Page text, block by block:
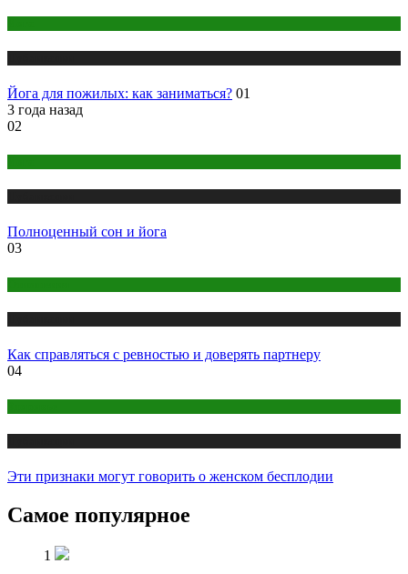
Йога для пожилых: как заниматься? 01
3 года назад
02
Полноценный сон и йога
03
Как справляться с ревностью и доверять партнеру
04
Эти признаки могут говорить о женском бесплодии
Самое популярное
1